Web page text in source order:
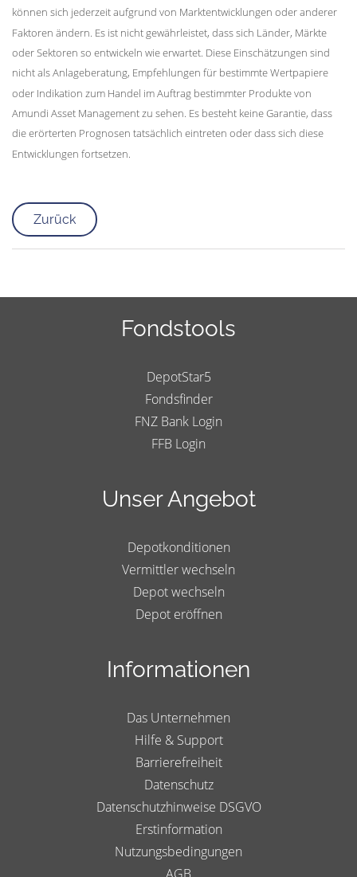
können sich jederzeit aufgrund von Marktentwicklungen oder anderer
Faktoren ändern. Es ist nicht gewährleistet, dass sich Länder, Märkte
oder Sektoren so entwickeln wie erwartet. Diese Einschätzungen sind
nicht als Anlageberatung, Empfehlungen für bestimmte Wertpapiere
oder Indikation zum Handel im Auftrag bestimmter Produkte von
Amundi Asset Management zu sehen. Es besteht keine Garantie, dass
die erörterten Prognosen tatsächlich eintreten oder dass sich diese
Entwicklungen fortsetzen.
Zurück
Fondstools
DepotStar5
Fondsfinder
FNZ Bank Login
FFB Login
Unser Angebot
Depotkonditionen
Vermittler wechseln
Depot wechseln
Depot eröffnen
Informationen
Das Unternehmen
Hilfe & Support
Barrierefreiheit
Datenschutz
Datenschutzhinweise DSGVO
Erstinformation
Nutzungsbedingungen